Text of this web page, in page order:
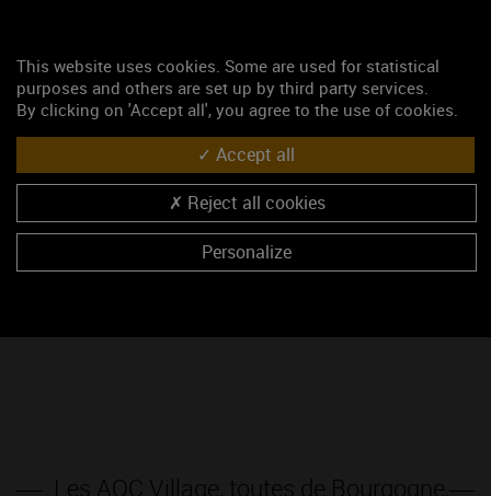
Bourgogne Aligoté,Mâcon Villages,Coteaux Bourguignons
Crémant de Bourgogne… voici quelques-unes des 7
appellations Régionales produites sur l’ensemble du
Ces vins sont une excellente porte d’entrée dans l’univers
des vins de Bourgogne. N’hésitez pas à les apprécier entre
Les AOC Village, toutes de Bourgogne,
This website uses cookies. Some are used for statistical
purposes and others are set up by third party services.
By clicking on 'Accept all', you agree to the use of cookies.
Accept all
Reject all cookies
Personalize